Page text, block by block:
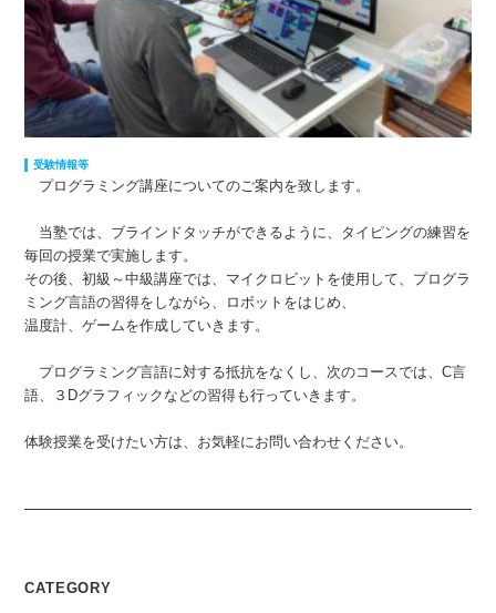
受験情報等
プログラミング講座についてのご案内を致します。
当塾では、ブラインドタッチができるように、タイピングの練習を
毎回の授業で実施します。
その後、初級～中級講座では、マイクロビットを使用して、プログラ
ミング言語の習得をしながら、ロボットをはじめ、
温度計、ゲームを作成していきます。
プログラミング言語に対する抵抗をなくし、次のコースでは、C言
語、３Dグラフィックなどの習得も行っていきます。
体験授業を受けたい方は、お気軽にお問い合わせください。
CATEGORY